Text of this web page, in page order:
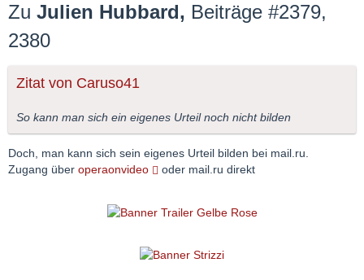
Zu Julien Hubbard, Beiträge #2379,
2380
Zitat von Caruso41
So kann man sich ein eigenes Urteil noch nicht bilden
Doch, man kann sich sein eigenes Urteil bilden bei mail.ru.
Zugang über operaonvideo oder mail.ru direkt